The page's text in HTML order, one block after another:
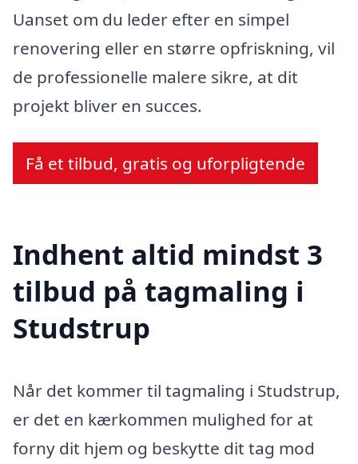
Uanset om du leder efter en simpel
renovering eller en større opfriskning, vil
de professionelle malere sikre, at dit
projekt bliver en succes.
Få et tilbud, gratis og uforpligtende
Indhent altid mindst 3
tilbud på tagmaling i
Studstrup
Når det kommer til tagmaling i Studstrup,
er det en kærkommen mulighed for at
forny dit hjem og beskytte dit tag mod